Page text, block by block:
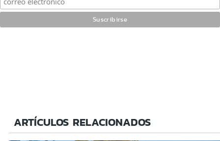
ARTÍCULOS RELACIONADOS